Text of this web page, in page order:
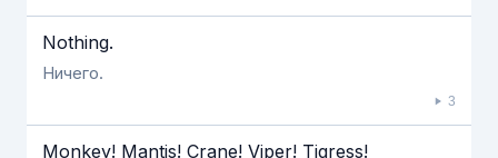
Nothing.
Ничего.
3
Monkey! Mantis! Crane! Viper! Tigress!